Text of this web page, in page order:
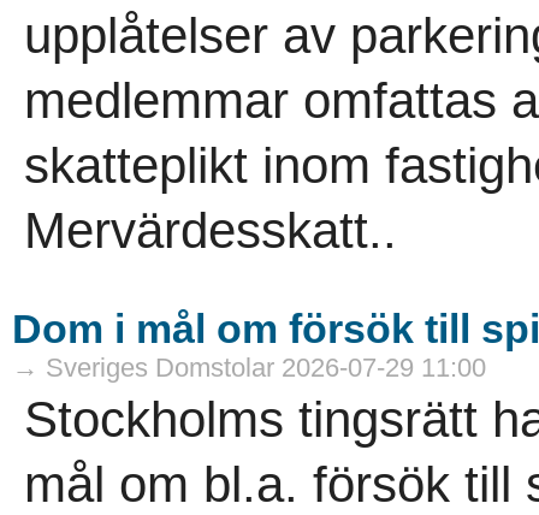
upplåtelser av
medlemmar omfattas
skatteplikt inom
Mervärdesskatt..
Dom i mål om försök till
→ Sveriges Domstolar 2026-07-29 11:00
Stockholms tingsrätt
mål om bl.a. försök till